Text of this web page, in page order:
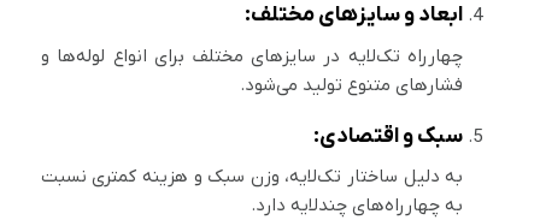
ابعاد و سایزهای مختلف:
چهارراه تک‌لایه در سایزهای مختلف برای انواع لوله‌ها و
فشارهای متنوع تولید می‌شود.
سبک و اقتصادی:
به دلیل ساختار تک‌لایه، وزن سبک و هزینه کمتری نسبت
به چهارراه‌های چندلایه دارد.